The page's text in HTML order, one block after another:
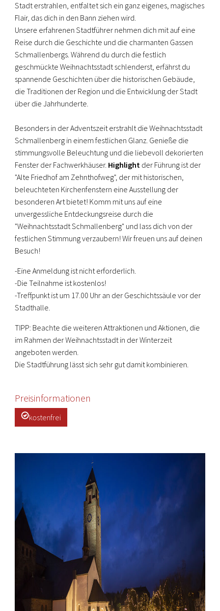
Stadt erstrahlen, entfaltet sich ein ganz eigenes, magisches
Flair, das dich in den Bann ziehen wird.
Unsere erfahrenen Stadtführer nehmen dich mit auf eine
Reise durch die Geschichte und die charmanten Gassen
Schmallenbergs. Während du durch die festlich
geschmückte Weihnachtsstadt schlenderst, erfährst du
spannende Geschichten über die historischen Gebäude,
die Traditionen der Region und die Entwicklung der Stadt
über die Jahrhunderte.
Besonders in der Adventszeit erstrahlt die Weihnachtsstadt
Schmallenberg in einem festlichen Glanz. Genieße die
stimmungsvolle Beleuchtung und die liebevoll dekorierten
Fenster der Fachwerkhäuser. Highlight der Führung ist der
"Alte Friedhof am Zehnthofweg", der mit historischen,
beleuchteten Kirchenfenstern eine Ausstellung der
besonderen Art bietet! Komm mit uns auf eine
unvergessliche Entdeckungsreise durch die
"Weihnachtsstadt Schmallenberg" und lass dich von der
festlichen Stimmung verzaubern! Wir freuen uns auf deinen
Besuch!
-Eine Anmeldung ist nicht erforderlich.
-Die Teilnahme ist kostenlos!
-Treffpunkt ist um 17.00 Uhr an der Geschichtssäule vor der
Stadthalle.
TIPP: Beachte die weiteren Attraktionen und Aktionen, die
im Rahmen der Weihnachtsstadt in der Winterzeit
angeboten werden.
Die Stadtführung lässt sich sehr gut damit kombinieren.
Preisinformationen
kostenfrei